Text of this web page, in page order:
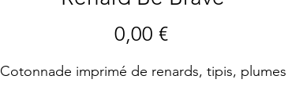
0,00 €Precio
Cotonnade imprimé de renards, tipis, plumes